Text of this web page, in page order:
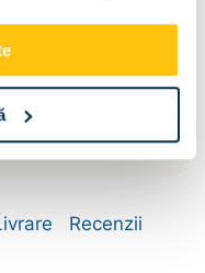
Bara umerase si
polite
Recenzii